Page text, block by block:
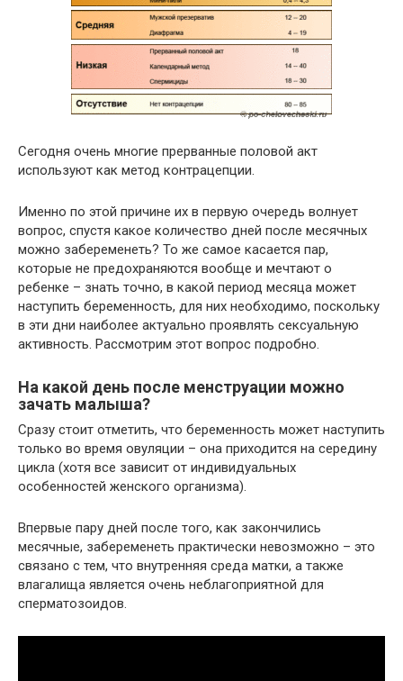
Сегодня очень многие прерванные половой акт
используют как метод контрацепции.
Именно по этой причине их в первую очередь волнует
вопрос, спустя какое количество дней после месячных
можно забеременеть? То же самое касается пар,
которые не предохраняются вообще и мечтают о
ребенке – знать точно, в какой период месяца может
наступить беременность, для них необходимо, поскольку
в эти дни наиболее актуально проявлять сексуальную
активность. Рассмотрим этот вопрос подробно.
На какой день после менструации можно
зачать малыша?
Сразу стоит отметить, что беременность может наступить
только во время овуляции – она приходится на середину
цикла (хотя все зависит от индивидуальных
особенностей женского организма).
Впервые пару дней после того, как закончились
месячные, забеременеть практически невозможно – это
связано с тем, что внутренняя среда матки, а также
влагалища является очень неблагоприятной для
сперматозоидов.